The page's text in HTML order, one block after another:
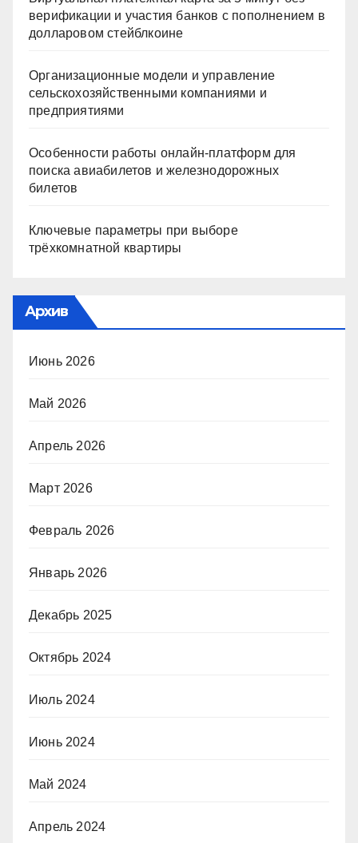
верификации и участия банков с пополнением в
долларовом стейблкоине
Организационные модели и управление
сельскохозяйственными компаниями и
предприятиями
Особенности работы онлайн-платформ для
поиска авиабилетов и железнодорожных
билетов
Ключевые параметры при выборе
трёхкомнатной квартиры
Архив
Июнь 2026
Май 2026
Апрель 2026
Март 2026
Февраль 2026
Январь 2026
Декабрь 2025
Октябрь 2024
Июль 2024
Июнь 2024
Май 2024
Апрель 2024